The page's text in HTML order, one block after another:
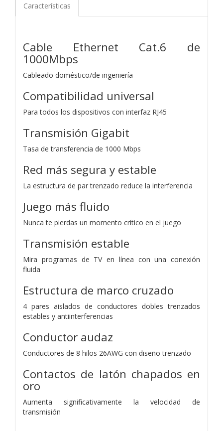
Características
Cable Ethernet Cat.6 de
1000Mbps
Cableado doméstico/de ingeniería
Compatibilidad universal
Para todos los dispositivos con interfaz RJ45
Transmisión Gigabit
Tasa de transferencia de 1000 Mbps
Red más segura y estable
La estructura de par trenzado reduce la interferencia
Juego más fluido
Nunca te pierdas un momento crítico en el juego
Transmisión estable
Mira programas de TV en línea con una conexión
fluida
Estructura de marco cruzado
4 pares aislados de conductores dobles trenzados
estables y antiinterferencias
Conductor audaz
Conductores de 8 hilos 26AWG con diseño trenzado
Contactos de latón chapados en
oro
Aumenta significativamente la velocidad de
transmisión